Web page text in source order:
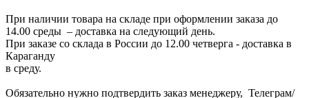
При наличии товара на складе при оформлении заказа до
14.00 среды – доставка на следующий день.
При заказе со склада в России до 12.00 четверга - доставка в
Караганду
в среду.
Обязательно нужно подтвердить заказ менеджеру, Телеграм/